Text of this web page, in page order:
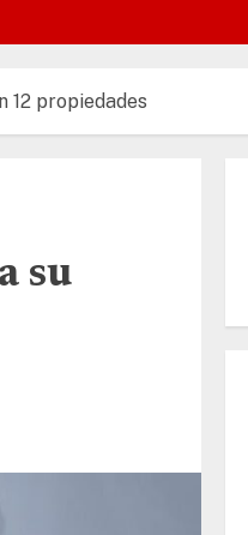
12 propiedades
su